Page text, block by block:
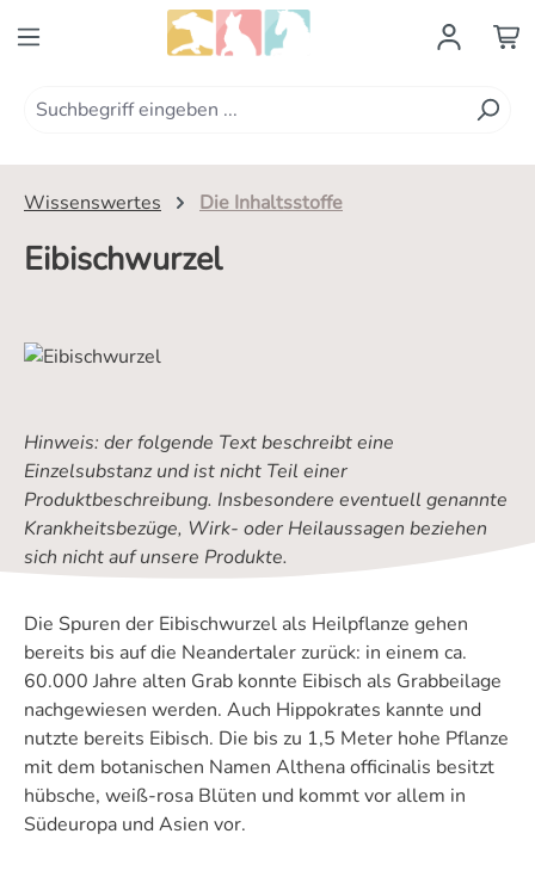
Zum Hauptinhalt springen
Wissenswertes Die Inhaltsstoffe
Eibischwurzel
Hinweis: der folgende Text beschreibt eine
Einzelsubstanz und ist nicht Teil einer
Produktbeschreibung. Insbesondere eventuell genannte
Krankheitsbezüge, Wirk- oder Heilaussagen beziehen
sich nicht auf unsere Produkte.
Die Spuren der Eibischwurzel als Heilpflanze gehen
bereits bis auf die Neandertaler zurück: in einem ca.
60.000 Jahre alten Grab konnte Eibisch als Grabbeilage
nachgewiesen werden. Auch Hippokrates kannte und
nutzte bereits Eibisch. Die bis zu 1,5 Meter hohe Pflanze
mit dem botanischen Namen Althena officinalis besitzt
hübsche, weiß-rosa Blüten und kommt vor allem in
Südeuropa und Asien vor.